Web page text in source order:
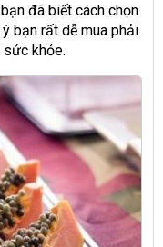
đã biết cách chọn
bạn rất dễ mua phải
khỏe.